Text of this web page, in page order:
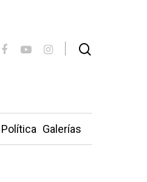
Política Galerías